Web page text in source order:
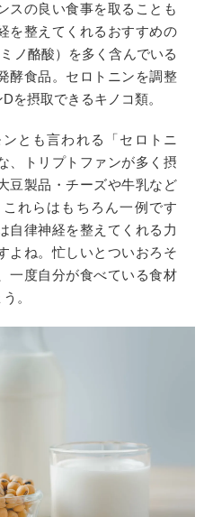
スの良い食事を取ることも
を整えてくれるおすすめの
ノ酪酸）を多く含んでいる
酵食品。セロトニンを調整
を摂取できるキノコ類。
とも言われる「セロトニ
、トリプトファンが多く摂
豆製品・チーズや牛乳など
れらはもちろん一例です
自律神経を整えてくれる力
よね。忙しいとついおろそ
一度自分が食べている食材
。